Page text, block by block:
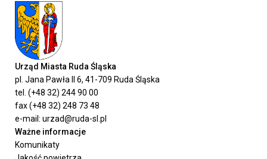
Urząd Miasta Ruda Śląska
pl. Jana Pawła II 6, 41-709 Ruda Śląska
tel. (+48 32) 244 90 00
fax (+48 32) 248 73 48
e-mail: urzad@ruda-sl.pl
Ważne informacje
Komunikaty